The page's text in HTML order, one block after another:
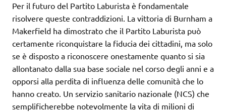
Per il futuro del Partito Laburista è fondamentale
risolvere queste contraddizioni. La vittoria di Burnham a
Makerfield ha dimostrato che il Partito Laburista può
certamente riconquistare la fiducia dei cittadini, ma solo
se è disposto a riconoscere onestamente quanto si sia
allontanato dalla sua base sociale nel corso degli anni e a
opporsi alla perdita di influenza delle comunità che lo
hanno creato. Un servizio sanitario nazionale (NCS) che
semplificherebbe notevolmente la vita di milioni di